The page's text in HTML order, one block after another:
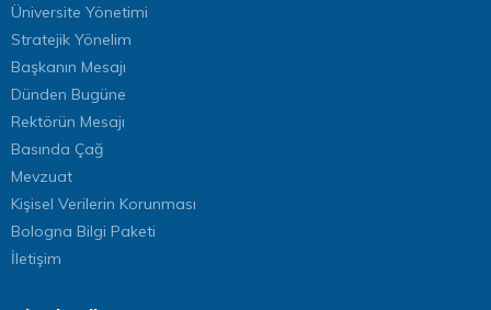
Üniversite Yönetimi
Stratejik Yönelim
Başkanın Mesajı
Dünden Bugüne
Rektörün Mesajı
Basında Çağ
Mevzuat
Kişisel Verilerin Korunması
Bologna Bilgi Paketi
İletişim